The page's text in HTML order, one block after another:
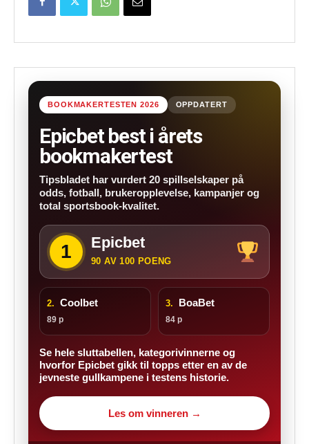
BOOKMAKERTESTEN 2026 OPPDATERT
Epicbet best i årets
bookmakertest
Tipsbladet har vurdert 20 spillselskaper på
odds, fotball, brukeropplevelse, kampanjer og
total sportsbook-kvalitet.
1 Epicbet
90 AV 100 POENG
2. Coolbet
89 p
3. BoaBet
84 p
Se hele sluttabellen, kategorivinnerne og
hvorfor Epicbet gikk til topps etter en av de
jevneste gullkampene i testens historie.
Les om vinneren →